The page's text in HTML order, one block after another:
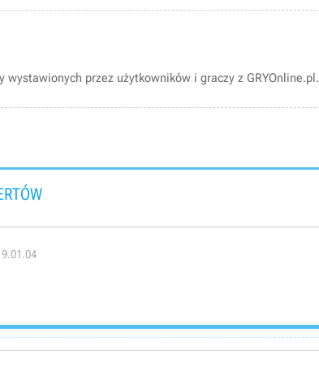
wystawionych przez użytkowników i graczy z GRYOnline.pl.